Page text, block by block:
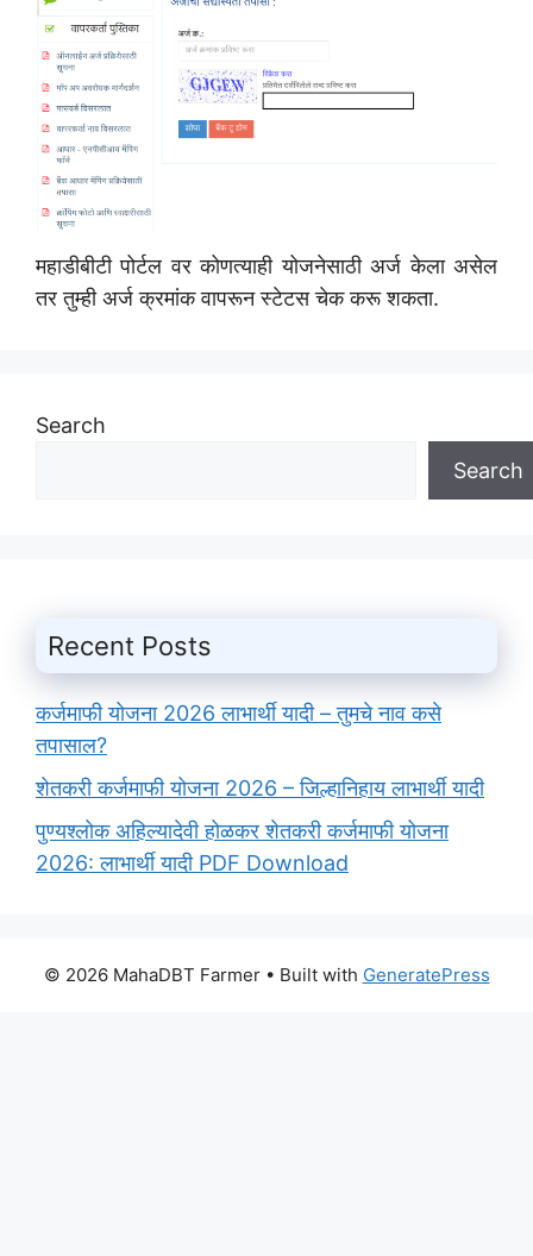
महाडीबीटी पोर्टल वर कोणत्याही योजनेसाठी अर्ज केला असेल
तर तुम्ही अर्ज क्रमांक वापरून स्टेटस चेक करू शकता.
Search
Search
Recent Posts
कर्जमाफी योजना 2026 लाभार्थी यादी – तुमचे नाव कसे
तपासाल?
शेतकरी कर्जमाफी योजना 2026 – जिल्हानिहाय लाभार्थी यादी
पुण्यश्लोक अहिल्यादेवी होळकर शेतकरी कर्जमाफी योजना
2026: लाभार्थी यादी PDF Download
© 2026 MahaDBT Farmer• Built with GeneratePress